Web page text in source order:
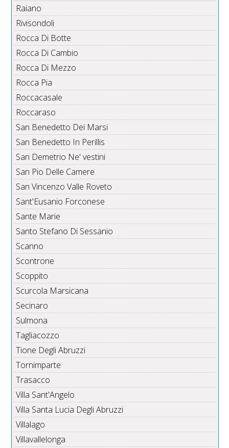
Raiano
Rivisondoli
Rocca Di Botte
Rocca Di Cambio
Rocca Di Mezzo
Rocca Pia
Roccacasale
Roccaraso
San Benedetto Dei Marsi
San Benedetto In Perillis
San Demetrio Ne' vestini
San Pio Delle Camere
San Vincenzo Valle Roveto
Sant'Eusanio Forconese
Sante Marie
Santo Stefano Di Sessanio
Scanno
Scontrone
Scoppito
Scurcola Marsicana
Secinaro
Sulmona
Tagliacozzo
Tione Degli Abruzzi
Tornimparte
Trasacco
Villa Sant'Angelo
Villa Santa Lucia Degli Abruzzi
Villalago
Villavallelonga